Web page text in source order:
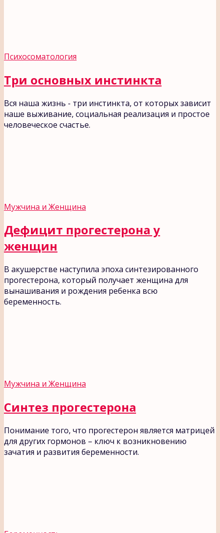
Психосоматология
Три основных инстинкта
Вся наша жизнь - три инстинкта, от которых зависит
наше выживание, социальная реализация и простое
человеческое счастье.
Мужчина и Женщина
Дефицит прогестерона у
женщин
В акушерстве наступила эпоха синтезированного
прогестерона, который получает женщина для
вынашивания и рождения ребенка всю
беременность.
Мужчина и Женщина
Синтез прогестерона
Понимание того, что прогестерон является матрицей
для других гормонов – ключ к возникновению
зачатия и развития беременности.